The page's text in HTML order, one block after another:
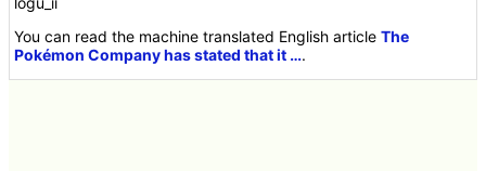
You can read the machine translated English articleThe
Pokémon Company has stated that it ….